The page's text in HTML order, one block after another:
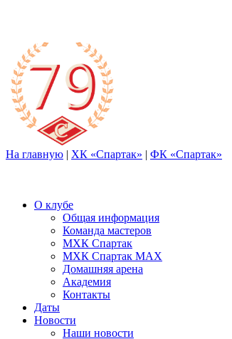
На главную | ХК «Спартак» | ФК «Спартак»
О клубе
Общая информация
Команда мастеров
МХК Спартак
МХК Спартак МАХ
Домашняя арена
Академия
Контакты
Даты
Новости
Наши новости